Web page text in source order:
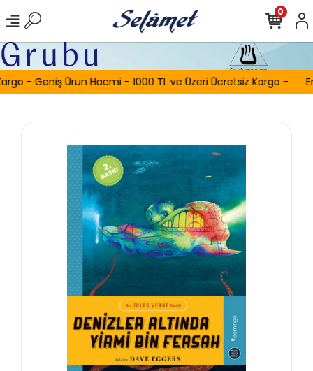
- Geniş Ürün Hacmi - 1000 TL ve Üzeri Ücretsiz Kargo -
0